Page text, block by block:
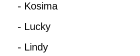
- Kosima
- Lucky
- Lindy